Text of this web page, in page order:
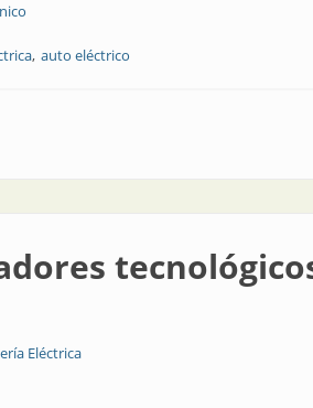
auto eléctrico
de daños en rodamientos por corrientes
Eléctrica